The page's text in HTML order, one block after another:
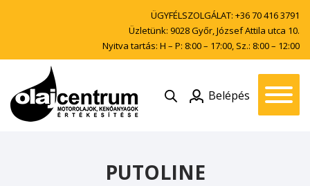
ÜGYFÉLSZOLGÁLAT: +36 70 416 3791
Üzletünk: 9028 Győr, József Attila utca 10.
Nyitva tartás: H – P: 8:00 – 17:00, Sz.: 8:00 – 12:00
Belépés
PUTOLINE